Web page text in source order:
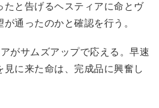
と告げるヘスティアに命とヴ
通ったのかと確認を行う。
がサムズアップで応える。早速
に来た命は、完成品に興奮し